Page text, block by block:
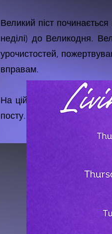
Великий піст
неділі) до Великодня.
урочистостей,
вправам.
На цій сторінці ви
посту. Дізнайтеся більше